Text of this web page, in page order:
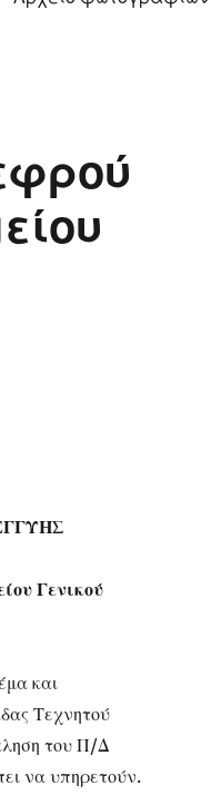
Γενικού
και
Τεχνητού
του Π/Δ
να υπηρετούν.